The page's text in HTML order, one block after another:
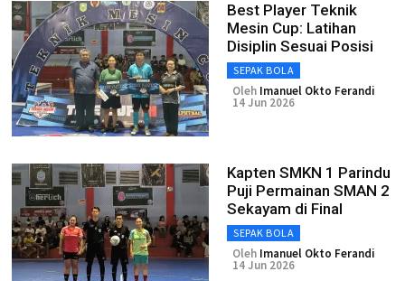
Best Player Teknik
Mesin Cup: Latihan
Disiplin Sesuai Posisi
SEPAK BOLA
Oleh Imanuel Okto Ferandi
14 Jun 2026
Kapten SMKN 1 Parindu
Puji Permainan SMAN 2
Sekayam di Final
SEPAK BOLA
Oleh Imanuel Okto Ferandi
14 Jun 2026